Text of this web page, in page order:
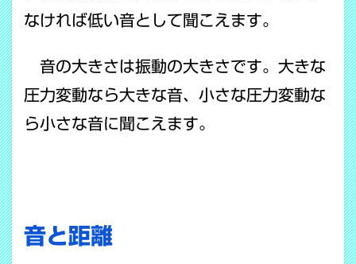
なければ低い音として聞こえます。
音の大きさは振動の大きさです。大きな
圧力変動なら大きな音、小さな圧力変動な
ら小さな音に聞こえます。
音と距離